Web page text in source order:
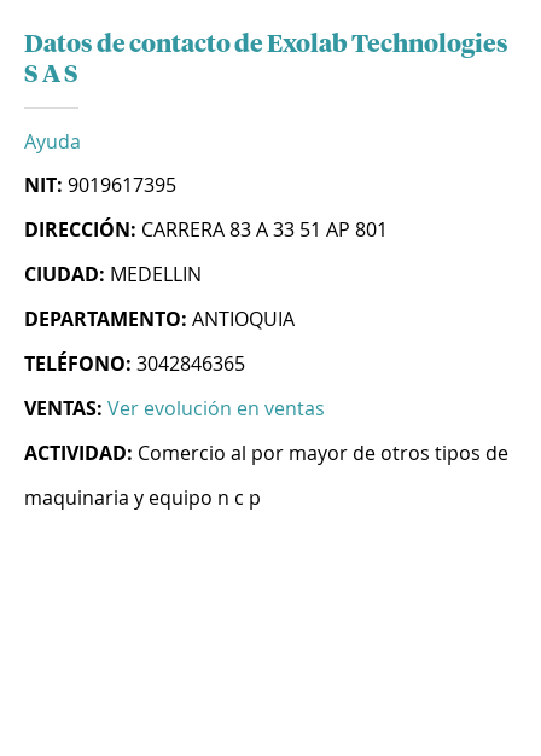
Datos de contacto de Exolab Technologies
S A S
Ayuda
NIT: 9019617395
DIRECCIÓN: CARRERA 83 A 33 51 AP 801
CIUDAD: MEDELLIN
DEPARTAMENTO: ANTIOQUIA
TELÉFONO: 3042846365
VENTAS: Ver evolución en ventas
ACTIVIDAD: Comercio al por mayor de otros tipos de
maquinaria y equipo n c p